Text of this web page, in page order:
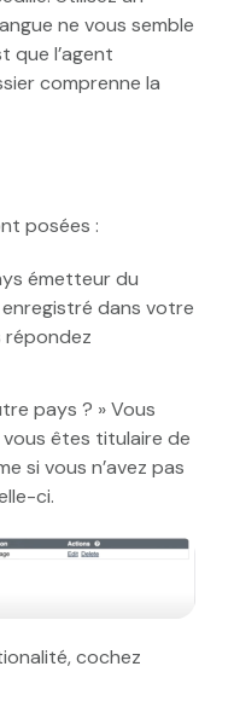
ne vous semble
que l’agent
comprenne la
posées :
émetteur du
dans votre
répondez
pays ? » Vous
êtes titulaire de
si vous n’avez pas
ci.
cochez